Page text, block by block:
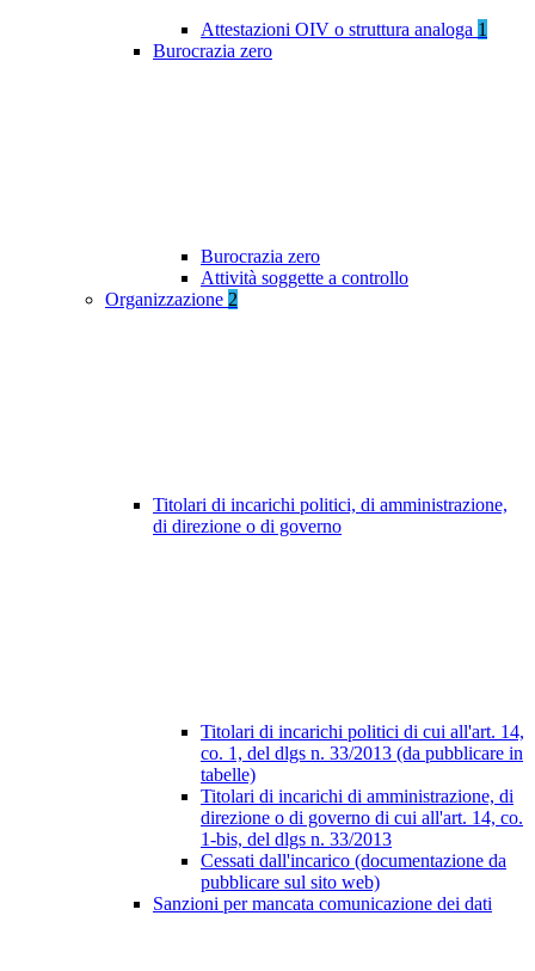
Attestazioni OIV o struttura analoga 1
Burocrazia zero
Burocrazia zero
Attività soggette a controllo
Organizzazione 2
Titolari di incarichi politici, di amministrazione,
di direzione o di governo
Titolari di incarichi politici di cui all'art. 14,
co. 1, del dlgs n. 33/2013 (da pubblicare in
tabelle)
Titolari di incarichi di amministrazione, di
direzione o di governo di cui all'art. 14, co.
1-bis, del dlgs n. 33/2013
Cessati dall'incarico (documentazione da
pubblicare sul sito web)
Sanzioni per mancata comunicazione dei dati